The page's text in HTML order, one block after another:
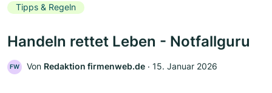
Tipps & Regeln
Handeln rettet Leben - Notfallguru
FW Von Redaktion firmenweb.de ‧ 15. Januar 2026